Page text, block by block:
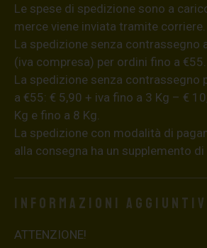
Le spese di spedizione sono a
merce viene inviata tramite corriere.
La spedizione senza contrassegno
(iva compresa) per ordini fino a €55.
La spedizione senza contrassegno
a €55: € 5,90 + iva fino a 3 Kg – €
Kg e fino a 8 Kg.
La spedizione con modalità di
alla consegna ha un supplemento di
Informazioni
ATTENZIONE!